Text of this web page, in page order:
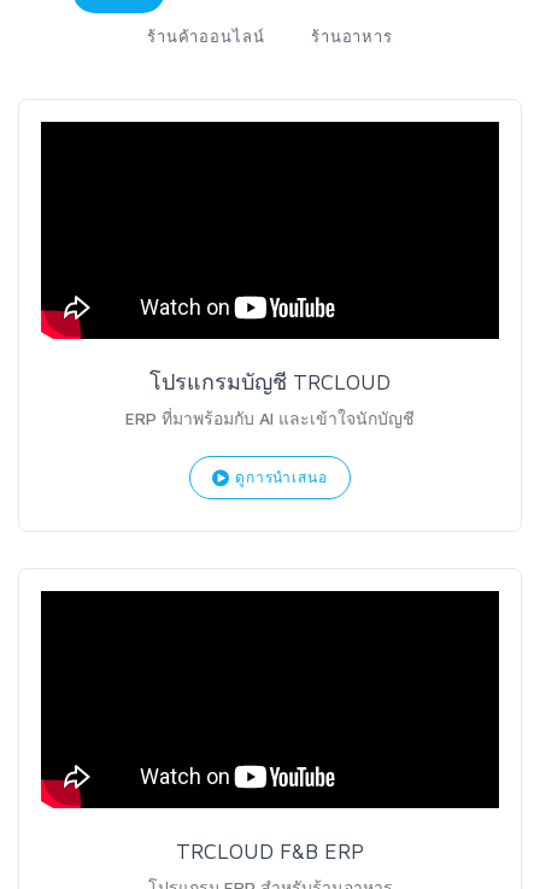
ร้านค้าออนไลน์ ร้านอาหาร
โปรแกรมบัญชี TRCLOUD
ERP ที่มาพร้อมกับ AI และเข้าใจนักบัญชี
ดูการนำเสนอ
TRCLOUD F&B ERP